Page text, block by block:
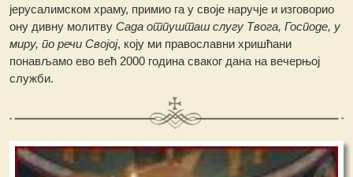
јерусалимском храму, примио га у своје наручје и изговорио
ону дивну молитвуСада отпушташ слугу Твога, Господе, у
миру, по речи Својој, коју ми православни хришћани
понављамо ево већ 2000 година сваког дана на вечерњој
служби.